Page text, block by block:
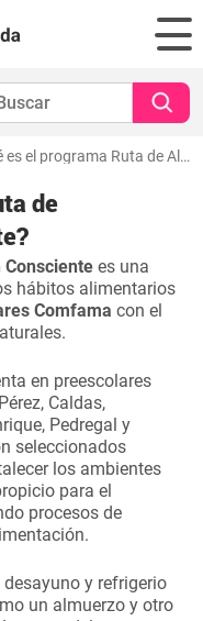
¿Qué es el programa Ruta de Alimentación Consciente?
de
Consciente es una
hábitos alimentarios
Comfama con el
en preescolares
Caldas,
Pedregal y
seleccionados
los ambientes
para el
procesos de
desayuno y refrigerio
un almuerzo y otro